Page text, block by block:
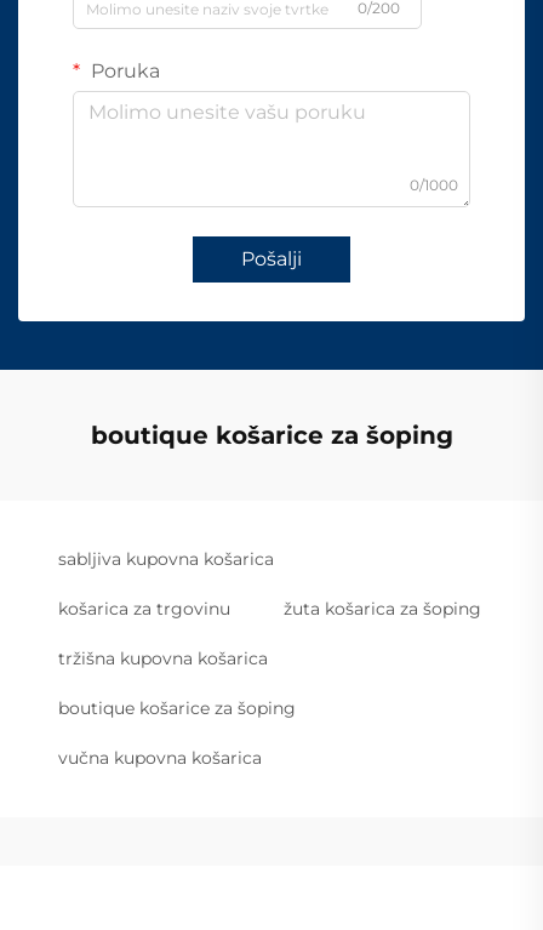
0/200
Poruka
0/1000
Pošalji
boutique košarice za šoping
sabljiva kupovna košarica
košarica za trgovinu žuta košarica za šoping
tržišna kupovna košarica
boutique košarice za šoping
vučna kupovna košarica